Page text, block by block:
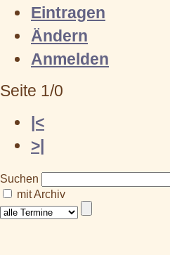
Eintragen
Ändern
Anmelden
Seite 1/0
|<
>|
Suchen
mit Archiv